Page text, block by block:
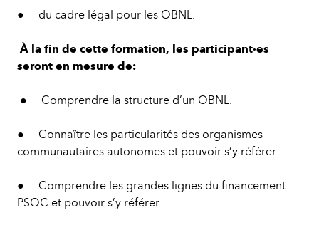
● du cadre légal pour les OBNL.
À la fin de cette formation, les participant·es
seront en mesure de:
● Comprendre la structure d’un OBNL.
● Connaître les particularités des organismes
communautaires autonomes et pouvoir s’y référer.
● Comprendre les grandes lignes du financement
PSOC et pouvoir s’y référer.